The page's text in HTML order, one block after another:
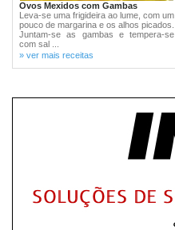
Ovos Mexidos com Gambas
Leva-se uma frigideira ao lume, com um
pouco de margarina e os alhos picados.
Juntam-se as gambas e tempera-se
com sal ...
» ver mais receitas